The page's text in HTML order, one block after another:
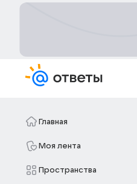
Главная
Моя лента
Пространства